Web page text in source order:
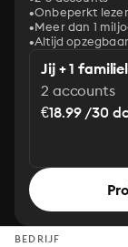
Onbeperkt
Meer dan 1
Altijd opzegbaar
Jij + 1
2 accounts
€18.99 /30
BEDRIJF